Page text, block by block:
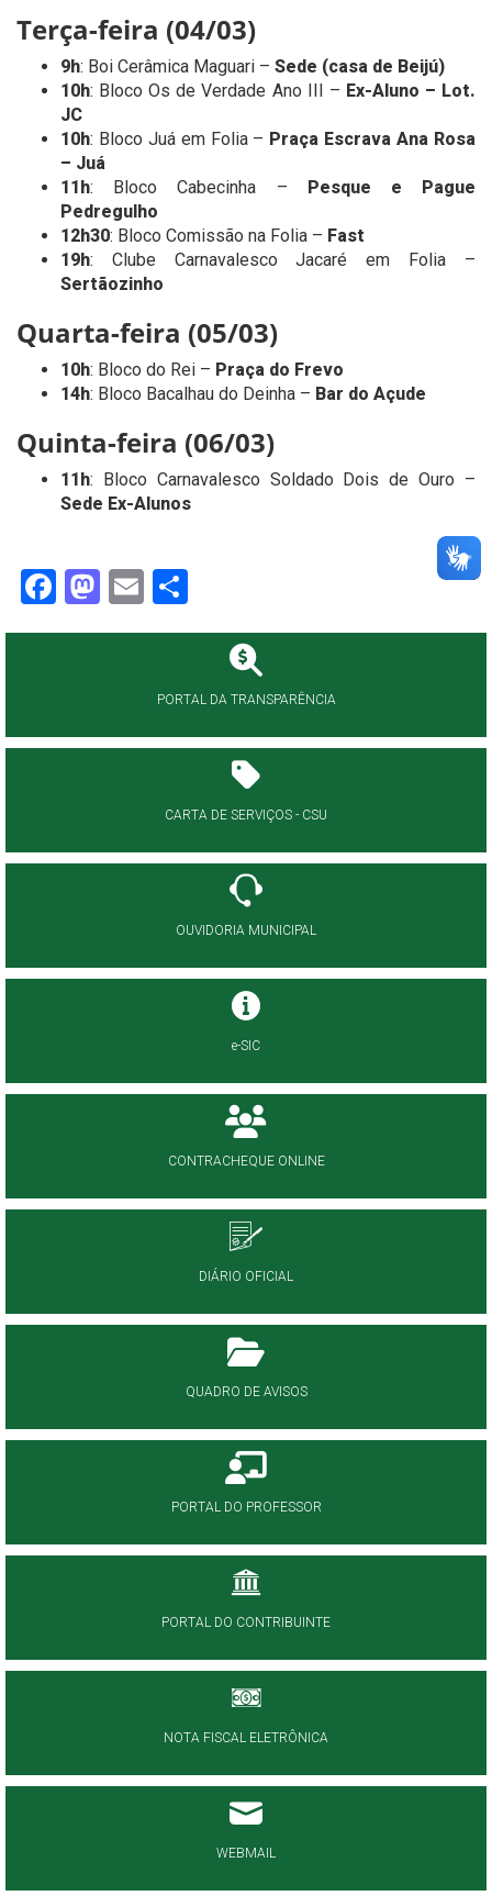
Terça-feira (04/03)
9h: Boi Cerâmica Maguari – Sede (casa de Beijú)
10h: Bloco Os de Verdade Ano III – Ex-Aluno – Lot.
JC
10h: Bloco Juá em Folia – Praça Escrava Ana Rosa
– Juá
11h: Bloco Cabecinha – Pesque e Pague
Pedregulho
12h30: Bloco Comissão na Folia – Fast
19h: Clube Carnavalesco Jacaré em Folia –
Sertãozinho
Quarta-feira (05/03)
10h: Bloco do Rei – Praça do Frevo
14h: Bloco Bacalhau do Deinha – Bar do Açude
Quinta-feira (06/03)
11h: Bloco Carnavalesco Soldado Dois de Ouro –
Sede Ex-Alunos
Facebook
Mastodon
Email
PORTAL DA TRANSPARÊNCIA
CARTA DE SERVIÇOS - CSU
OUVIDORIA MUNICIPAL
e-SIC
CONTRACHEQUE ONLINE
DIÁRIO OFICIAL
QUADRO DE AVISOS
PORTAL DO PROFESSOR
PORTAL DO CONTRIBUINTE
NOTA FISCAL ELETRÔNICA
WEBMAIL